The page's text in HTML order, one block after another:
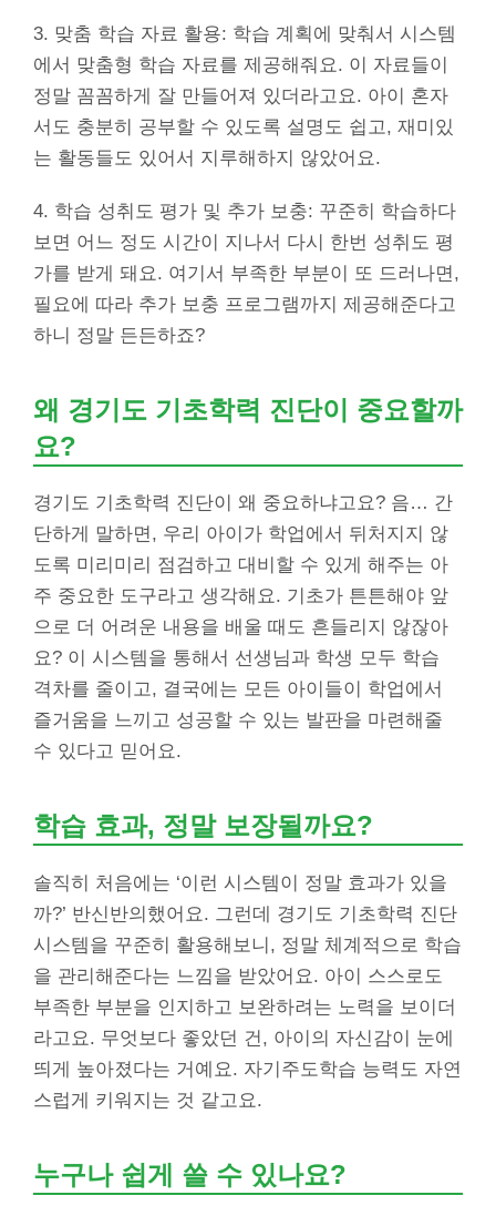
3. 맞춤 학습 자료 활용: 학습 계획에 맞춰서 시스템
에서 맞춤형 학습 자료를 제공해줘요. 이 자료들이
정말 꼼꼼하게 잘 만들어져 있더라고요. 아이 혼자
서도 충분히 공부할 수 있도록 설명도 쉽고, 재미있
는 활동들도 있어서 지루해하지 않았어요.
4. 학습 성취도 평가 및 추가 보충: 꾸준히 학습하다
보면 어느 정도 시간이 지나서 다시 한번 성취도 평
가를 받게 돼요. 여기서 부족한 부분이 또 드러나면,
필요에 따라 추가 보충 프로그램까지 제공해준다고
하니 정말 든든하죠?
왜 경기도 기초학력 진단이 중요할까
요?
경기도 기초학력 진단이 왜 중요하냐고요? 음… 간
단하게 말하면, 우리 아이가 학업에서 뒤처지지 않
도록 미리미리 점검하고 대비할 수 있게 해주는 아
주 중요한 도구라고 생각해요. 기초가 튼튼해야 앞
으로 더 어려운 내용을 배울 때도 흔들리지 않잖아
요? 이 시스템을 통해서 선생님과 학생 모두 학습
격차를 줄이고, 결국에는 모든 아이들이 학업에서
즐거움을 느끼고 성공할 수 있는 발판을 마련해줄
수 있다고 믿어요.
학습 효과, 정말 보장될까요?
솔직히 처음에는 ‘이런 시스템이 정말 효과가 있을
까?’ 반신반의했어요. 그런데 경기도 기초학력 진단
시스템을 꾸준히 활용해보니, 정말 체계적으로 학습
을 관리해준다는 느낌을 받았어요. 아이 스스로도
부족한 부분을 인지하고 보완하려는 노력을 보이더
라고요. 무엇보다 좋았던 건, 아이의 자신감이 눈에
띄게 높아졌다는 거예요. 자기주도학습 능력도 자연
스럽게 키워지는 것 같고요.
누구나 쉽게 쓸 수 있나요?